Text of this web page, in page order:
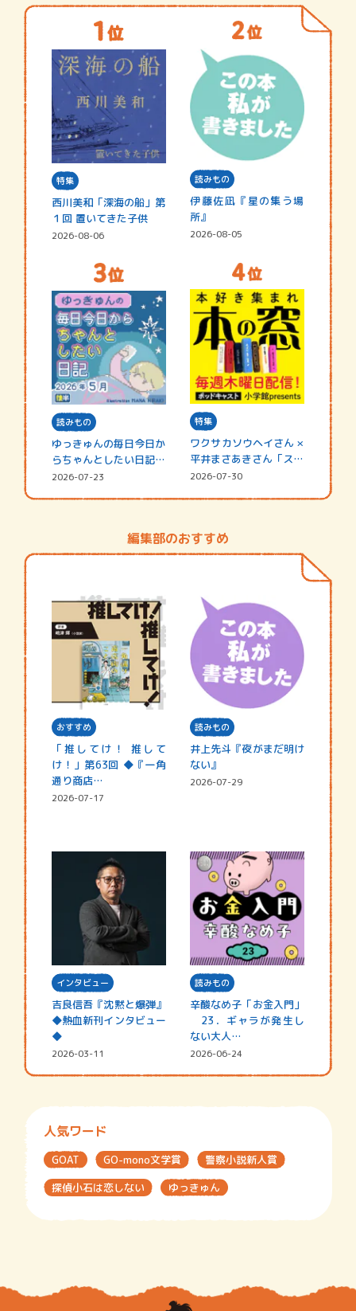
特集
西川美和「深海の船」第
１回 置いてきた子供
2026-08-06
読みもの
伊藤佐凪『星の集う場
所』
2026-08-05
読みもの
ゆっきゅんの毎日今日か
らちゃんとしたい日記
☆202…
2026-07-23
特集
ワクサカソウヘイさん ×
平井まさあきさん「スペ
シャ…
2026-07-30
編集部のおすすめ
おすすめ
「推してけ！ 推して
け！」第63回 ◆『一角
通り商店…
2026-07-17
読みもの
井上先斗『夜がまだ明け
ない』
2026-07-29
インタビュー
吉良信吾『沈黙と爆弾』
◆熱血新刊インタビュー
◆
2026-03-11
読みもの
辛酸なめ子「お金入門」
23．ギャラが発生し
ない大人…
2026-06-24
人気ワード
GOAT GO-mono文学賞
警察小説新人賞
探偵小石は恋しない
ゆっきゅん